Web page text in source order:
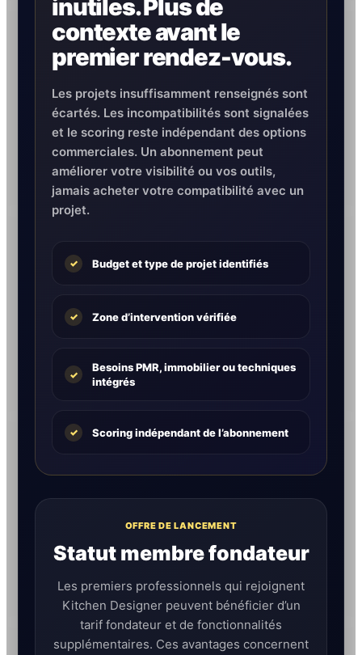
inutiles. Plus de
contexte avant le
premier rendez-vous.
Les projets insuffisamment renseignés sont
écartés. Les incompatibilités sont signalées
et le scoring reste indépendant des options
commerciales. Un abonnement peut
améliorer votre visibilité ou vos outils,
jamais acheter votre compatibilité avec un
projet.
✓ Budget et type de projet identifiés
✓ Zone d’intervention vérifiée
✓
Besoins PMR, immobilier ou techniques
intégrés
✓ Scoring indépendant de l’abonnement
OFFRE DE LANCEMENT
Statut membre fondateur
Les premiers professionnels qui rejoignent
Kitchen Designer peuvent bénéficier d’un
tarif fondateur et de fonctionnalités
supplémentaires. Ces avantages concernent